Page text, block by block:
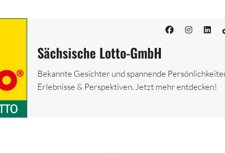
Sächsische Lotto-GmbH
Bekannte Gesichter und spannende
Erlebnisse & Perspektiven. Jetzt mehr entdecken!